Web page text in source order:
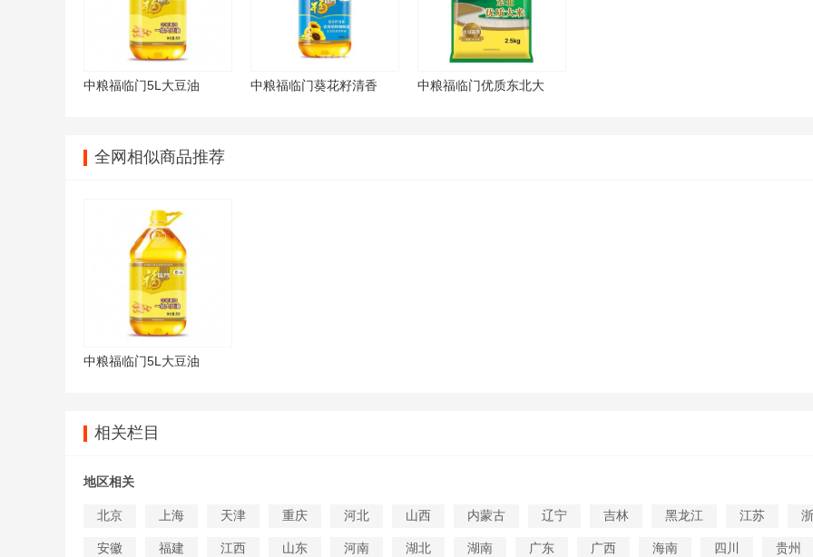
中粮福临门5L大豆油 中粮福临门葵花籽清香 中粮福临门优质东北大
全网相似商品推荐
中粮福临门5L大豆油
相关栏目
地区相关
北京 上海 天津 重庆 河北 山西 内蒙古 辽宁 吉林 黑龙江 江苏
安徽 福建 江西 山东 河南 湖北 湖南 广东 广西 海南 四川 贵州